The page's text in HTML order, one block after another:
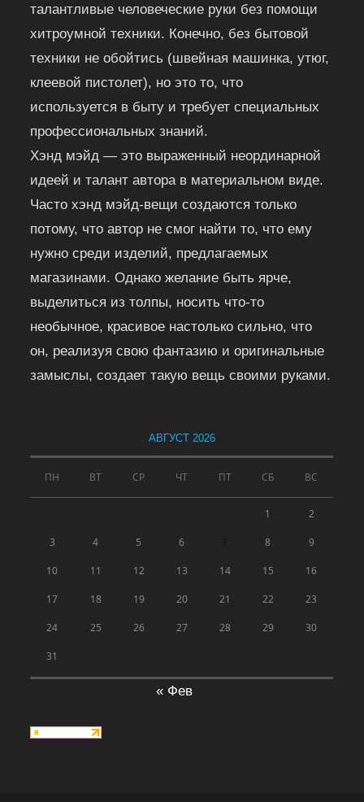
талантливые человеческие руки без помощи
хитроумной техники. Конечно, без бытовой
техники не обойтись (швейная машинка, утюг,
клеевой пистолет), но это то, что
используется в быту и требует специальных
профессиональных знаний.
Хэнд мэйд — это выраженный неординарной
идеей и талант автора в материальном виде.
Часто хэнд мэйд-вещи создаются только
потому, что автор не смог найти то, что ему
нужно среди изделий, предлагаемых
магазинами. Однако желание быть ярче,
выделиться из толпы, носить что-то
необычное, красивое настолько сильно, что
он, реализуя свою фантазию и оригинальные
замыслы, создает такую вещь своими руками.
АВГУСТ 2026
ПН ВТ СР ЧТ ПТ СБ ВС
1 2
3 4 5 6 8 9
10 11 12 13 14 15 16
17 18 19 20 21 22 23
24 25 26 27 28 29 30
31
« Фев